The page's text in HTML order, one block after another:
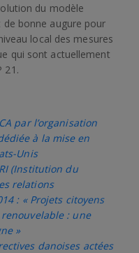
du modèle
de bonne augure pour
local des mesures
qui sont actuellement
21.
par l’organisation
à la mise en
Unis
(Institution du
relations
: « Projets citoyens
: une
»
danoises actées